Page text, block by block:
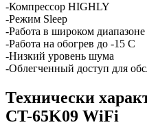
-Компрессор HIGHLY
-Режим Sleep
-Работа в широком
-Работа на обогрев до -15 C
-Низкий уровень шума
-Облегченный доступ для
Технически
CT-65K09 WiFi